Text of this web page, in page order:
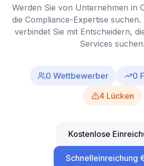
Werden Sie von Unternehmen in
die Compliance-Expertise
verbindet Sie mit Entscheidern,
Services suchen.
0 Wettbewerber 0
4 Lücken
Kostenlose
Schnelleinreichung